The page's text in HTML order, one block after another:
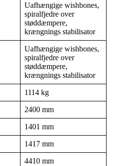
Uafhængige wishbones,
spiralfjedre over
støddæmpere,
krængnings stabilisator
Uafhængige wishbones,
spiralfjedre over
støddæmpere,
krængnings stabilisator
1114 kg
2400 mm
1401 mm
1417 mm
4410 mm